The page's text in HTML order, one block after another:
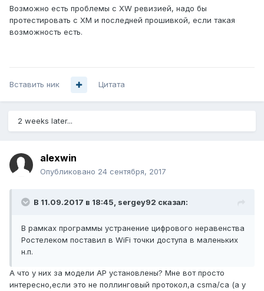
Возможно есть проблемы с XW ревизией, надо бы
протестировать с XM и последней прошивкой, если такая
возможность есть.
Вставить ник Цитата
2 weeks later...
alexwin
Опубликовано 24 сентября, 2017
В 11.09.2017 в 18:45, sergey92 сказал:
В рамках программы устранение цифрового неравенства
Ростелеком поставил в WiFi точки доступа в маленьких
н.п.
А что у них за модели AP установлены? Мне вот просто
интересно,если это не поллинговый протокол,а csma/ca (а у